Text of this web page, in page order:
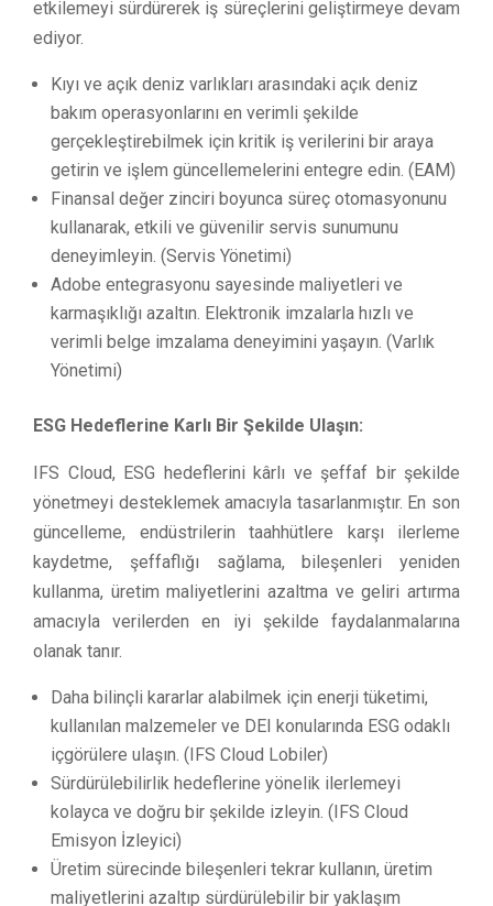
etkilemeyi sürdürerek iş süreçlerini geliştirmeye devam
ediyor.
Kıyı ve açık deniz varlıkları arasındaki açık deniz
bakım operasyonlarını en verimli şekilde
gerçekleştirebilmek için kritik iş verilerini bir araya
getirin ve işlem güncellemelerini entegre edin. (EAM)
Finansal değer zinciri boyunca süreç otomasyonunu
kullanarak, etkili ve güvenilir servis sunumunu
deneyimleyin. (Servis Yönetimi)
Adobe entegrasyonu sayesinde maliyetleri ve
karmaşıklığı azaltın. Elektronik imzalarla hızlı ve
verimli belge imzalama deneyimini yaşayın. (Varlık
Yönetimi)
ESG Hedeflerine Karlı Bir Şekilde Ulaşın:
IFS Cloud, ESG hedeflerini kârlı ve şeffaf bir şekilde
yönetmeyi desteklemek amacıyla tasarlanmıştır. En son
güncelleme, endüstrilerin taahhütlere karşı ilerleme
kaydetme, şeffaflığı sağlama, bileşenleri yeniden
kullanma, üretim maliyetlerini azaltma ve geliri artırma
amacıyla verilerden en iyi şekilde faydalanmalarına
olanak tanır.
Daha bilinçli kararlar alabilmek için enerji tüketimi,
kullanılan malzemeler ve DEI konularında ESG odaklı
içgörülere ulaşın. (IFS Cloud Lobiler)
Sürdürülebilirlik hedeflerine yönelik ilerlemeyi
kolayca ve doğru bir şekilde izleyin. (IFS Cloud
Emisyon İzleyici)
Üretim sürecinde bileşenleri tekrar kullanın, üretim
maliyetlerini azaltıp sürdürülebilir bir yaklaşım